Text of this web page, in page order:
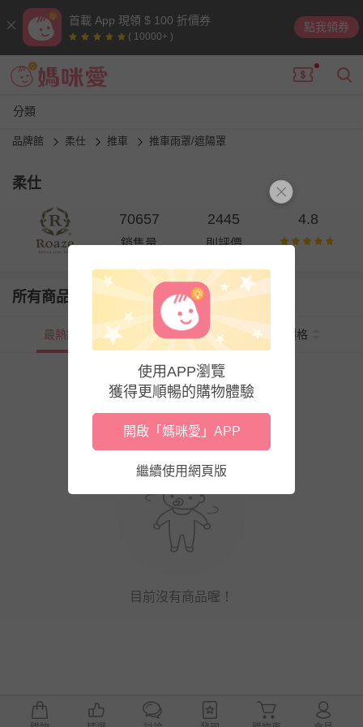
首載 App 現領 $ 100 折價券
( 10000+ )
點我領券
分類
品牌館 柔仕 推車 推車雨罩/遮陽罩
柔仕
70657
銷售量
2445
則評價
4.8
所有商品
最熱銷 新上市 價格
目前沒有商品喔！
使用APP瀏覽
獲得更順暢的購物體驗
開啟「媽咪愛」APP
繼續使用網頁版